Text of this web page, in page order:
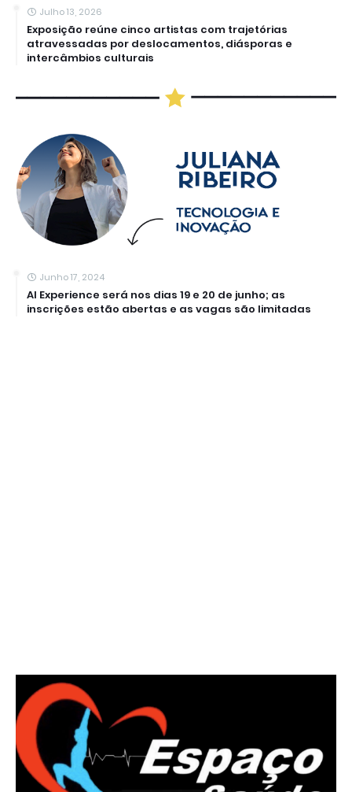
Julho 13, 2026
Exposição reúne cinco artistas com trajetórias
atravessadas por deslocamentos, diásporas e
intercâmbios culturais
Junho 17, 2024
AI Experience será nos dias 19 e 20 de junho; as
inscrições estão abertas e as vagas são limitadas